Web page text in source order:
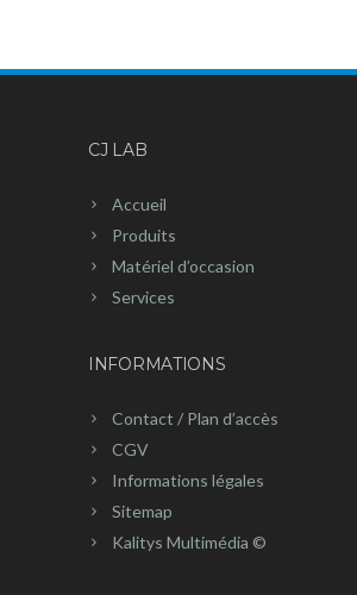
CJ LAB
Accueil
Produits
Matériel d’occasion
Services
INFORMATIONS
Contact / Plan d’accès
CGV
Informations légales
Sitemap
Kalitys Multimédia ©